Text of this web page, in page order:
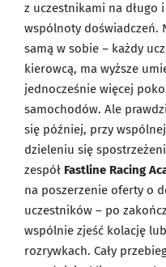
z uczestnikami na długo
wspólnoty doświadczeń.
samą w sobie – każdy
kierowcą, ma wyższe
jednocześnie więcej
samochodów. Ale
się później, przy
dzieleniu się
zespół Fastline Racing
na poszerzenie oferty o
uczestników – po
wspólnie zjeść kolację
rozrywkach. Cały